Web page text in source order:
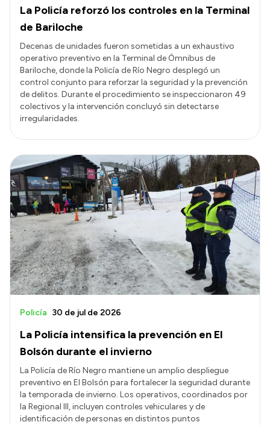
La Policía reforzó los controles en la Terminal
de Bariloche
Decenas de unidades fueron sometidas a un exhaustivo
operativo preventivo en la Terminal de Ómnibus de
Bariloche, donde la Policía de Río Negro desplegó un
control conjunto para reforzar la seguridad y la prevención
de delitos. Durante el procedimiento se inspeccionaron 49
colectivos y la intervención concluyó sin detectarse
irregularidades.
La Policía intensifica la prevención en El
Bolsón durante el invierno
Policía 30 de jul de 2026
La Policía de Río Negro mantiene un amplio despliegue
preventivo en El Bolsón para fortalecer la seguridad durante
la temporada de invierno. Los operativos, coordinados por
la Regional III, incluyen controles vehiculares y de
identificación de personas en distintos puntos